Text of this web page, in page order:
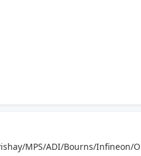
MPS/ADI/Bourns/Infineon/